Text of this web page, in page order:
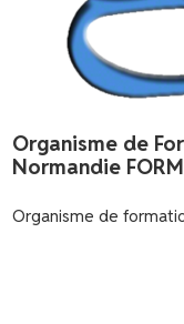
Organisme de
Normandie
Organisme de